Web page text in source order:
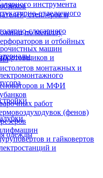
степлеров и
по металлу
и отбойных
монтажных и
и МФИ
работ
(фенов)
и гайковертов
и
инструмента
отделочного
слесарного
машин
и
одежды